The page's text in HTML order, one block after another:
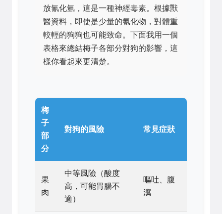
放氰化氫，這是一種神經毒素。根據獸
醫資料，即使是少量的氰化物，對體重
較輕的狗狗也可能致命。下面我用一個
表格來總結梅子各部分對狗的影響，這
樣你看起來更清楚。
梅
子
部
分
對狗的風險 常見症狀
果
肉
中等風險（酸度
高，可能胃腸不
適）
嘔吐、腹
瀉